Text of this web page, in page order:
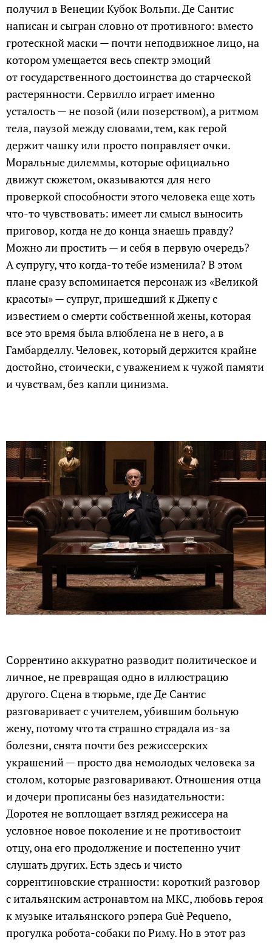
получил в Венеции Кубок Вольпи. Де Сантис
написан и сыгран словно от противного: вместо
гротескной маски — почти неподвижное лицо, на
котором умещается весь спектр эмоций
от государственного достоинства до старческой
растерянности. Сервилло играет именно
усталость — не позой (или позерством), а ритмом
тела, паузой между словами, тем, как герой
держит чашку или просто поправляет очки.
Моральные дилеммы, которые официально
движут сюжетом, оказываются для него
проверкой способности этого человека еще хоть
что-то чувствовать: имеет ли смысл выносить
приговор, когда не до конца знаешь правду?
Можно ли простить — и себя в первую очередь?
А супругу, что когда-то тебе изменила? В этом
плане сразу вспоминается персонаж из «Великой
красоты» — супруг, пришедший к Джепу с
известием о смерти собственной жены, которая
все это время была влюблена не в него, а в
Гамбарделлу. Человек, который держится крайне
достойно, стоически, с уважением к чужой памяти
и чувствам, без капли цинизма.
Соррентино аккуратно разводит политическое и
личное, не превращая одно в иллюстрацию
другого. Сцена в тюрьме, где Де Сантис
разговаривает с учителем, убившим больную
жену, потому что та страшно страдала из-за
болезни, снята почти без режиссерских
украшений — просто два немолодых человека за
столом, которые разговаривают. Отношения отца
и дочери прописаны без назидательности:
Доротея не воплощает взгляд режиссера на
условное новое поколение и не противостоит
отцу, она его продолжение и постепенно учит
слушать других. Есть здесь и чисто
соррентиновские странности: короткий разговор
с итальянским астронавтом на МКС, любовь героя
к музыке итальянского рэпера Guè Pequeno,
прогулка робота-собаки по Риму. Но в этот раз